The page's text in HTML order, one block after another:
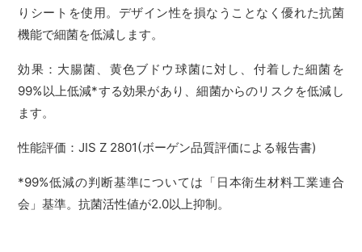
りシートを使用。デザイン性を損なうことなく優れた抗菌
機能で細菌を低減します。
効果：大腸菌、黄色ブドウ球菌に対し、付着した細菌を
99%以上低減*する効果があり、細菌からのリスクを低減し
ます。
性能評価：JIS Z 2801(ボーゲン品質評価による報告書)
*99%低減の判断基準については「日本衛生材料工業連合
会」基準。抗菌活性値が2.0以上抑制。